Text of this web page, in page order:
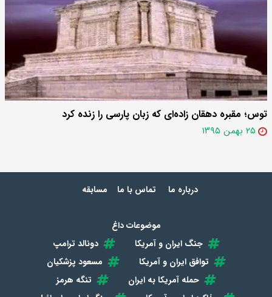
توس؛ مقبره دهقان زاده‌ای که زبان پارسی را زنده کرد
۲۵ بهمن ۱۳۹۵
درباره ما تماس با ما مسابقه
موضوعات داغ
جنگ ایران و آمریکا
دونالد ترامپ
توافق ایران و آمریکا
مسعود پزشکیان
حمله آمریکا به ایران
تنگه هرمز